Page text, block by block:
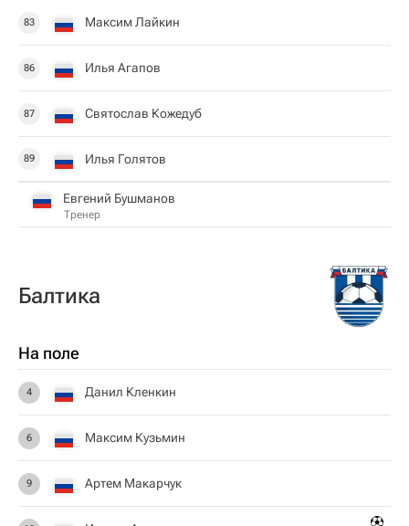
83 Максим Лайкин
86 Илья Агапов
87 Святослав Кожедуб
89 Илья Голятов
Евгений Бушманов
Тренер
Балтика
На поле
4 Данил Кленкин
6 Максим Кузьмин
9 Артем Макарчук